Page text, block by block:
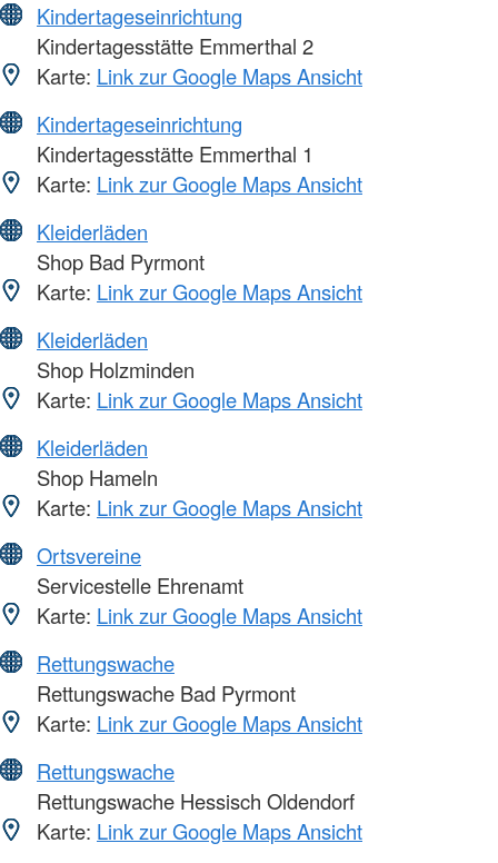
Kindertageseinrichtung
Kindertagesstätte Emmerthal 2
Karte: Link zur Google Maps Ansicht
Kindertageseinrichtung
Kindertagesstätte Emmerthal 1
Karte: Link zur Google Maps Ansicht
Kleiderläden
Shop Bad Pyrmont
Karte: Link zur Google Maps Ansicht
Kleiderläden
Shop Holzminden
Karte: Link zur Google Maps Ansicht
Kleiderläden
Shop Hameln
Karte: Link zur Google Maps Ansicht
Ortsvereine
Servicestelle Ehrenamt
Karte: Link zur Google Maps Ansicht
Rettungswache
Rettungswache Bad Pyrmont
Karte: Link zur Google Maps Ansicht
Rettungswache
Rettungswache Hessisch Oldendorf
Karte: Link zur Google Maps Ansicht